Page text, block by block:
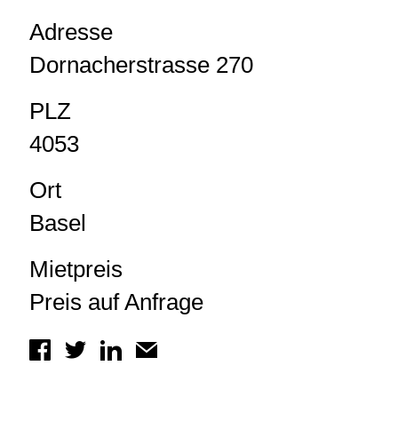
Adresse
Dornacherstrasse 270
PLZ
4053
Ort
Basel
Mietpreis
Preis auf Anfrage